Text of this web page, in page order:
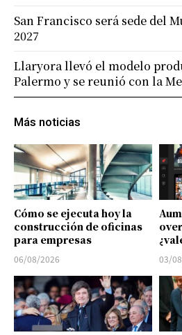
Más noticias
Cómo se ejecuta hoy la
construcción de oficinas
para empresas
06/08/2026 03/
San Francisco será sede del
2027
Llaryora llevó el modelo
Palermo y se reunió con la